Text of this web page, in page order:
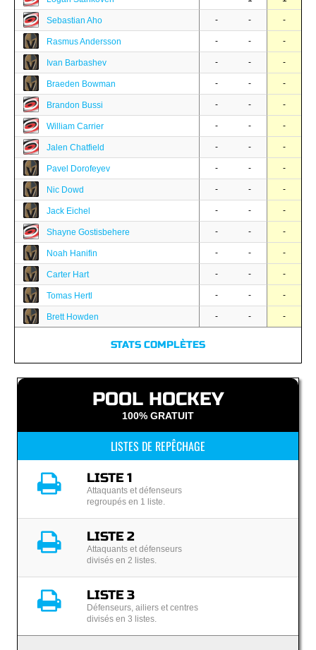
Sebastian Aho - - -
Rasmus Andersson - - -
Ivan Barbashev - - -
Braeden Bowman - - -
Brandon Bussi - - -
William Carrier - - -
Jalen Chatfield - - -
Pavel Dorofeyev - - -
Nic Dowd - - -
Jack Eichel - - -
Shayne Gostisbehere - - -
Noah Hanifin - - -
Carter Hart - - -
Tomas Hertl - - -
Brett Howden - - -
STATS COMPLÈTES
POOL HOCKEY
100% GRATUIT
LISTES DE REPÊCHAGE
LISTE 1
Attaquants et défenseurs
regroupés en 1 liste.
LISTE 2
Attaquants et défenseurs
divisés en 2 listes.
LISTE 3
Défenseurs, ailiers et centres
divisés en 3 listes.